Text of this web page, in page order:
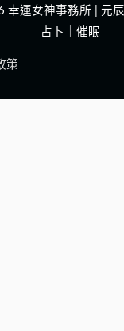
幸運女神事務所 | 元
占卜｜催眠
策